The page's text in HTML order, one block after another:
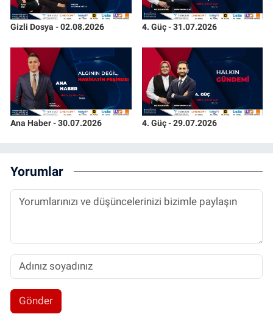
Gizli Dosya - 02.08.2026 4. Güç - 31.07.2026
Ana Haber - 30.07.2026 4. Güç - 29.07.2026
Yorumlar
Gönder